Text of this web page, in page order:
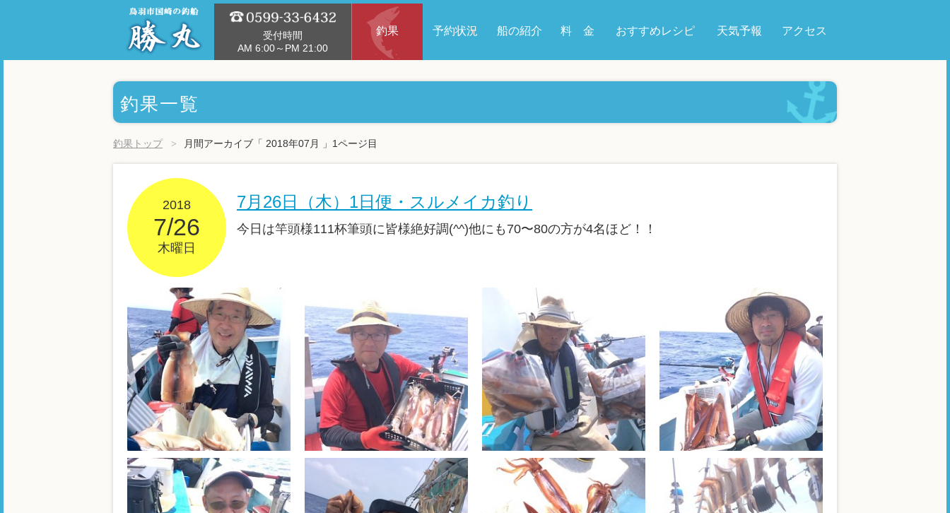
受付時間
AM 6:00～PM 21:00
釣果 予約状況 船の紹介 料 金 おすすめレシピ 天気予報 アクセス
釣果一覧
釣果トップ 月間アーカイブ「 2018年07月 」1ページ目
2018
7/26
木曜日
7月26日（木）1日便・スルメイカ釣り
今日は竿頭様111杯筆頭に皆様絶好調(^^)他にも70〜80の方が4名ほど！！